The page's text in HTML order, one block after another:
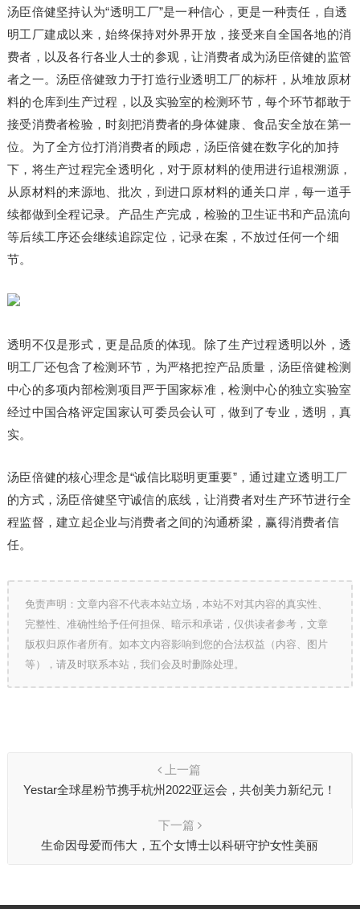
汤臣倍健坚持认为“透明工厂”是一种信心，更是一种责任，自透
明工厂建成以来，始终保持对外界开放，接受来自全国各地的消
费者，以及各行各业人士的参观，让消费者成为汤臣倍健的监管
者之一。汤臣倍健致力于打造行业透明工厂的标杆，从堆放原材
料的仓库到生产过程，以及实验室的检测环节，每个环节都敢于
接受消费者检验，时刻把消费者的身体健康、食品安全放在第一
位。为了全方位打消消费者的顾虑，汤臣倍健在数字化的加持
下，将生产过程完全透明化，对于原材料的使用进行追根溯源，
从原材料的来源地、批次，到进口原材料的通关口岸，每一道手
续都做到全程记录。产品生产完成，检验的卫生证书和产品流向
等后续工序还会继续追踪定位，记录在案，不放过任何一个细
节。
透明不仅是形式，更是品质的体现。除了生产过程透明以外，透
明工厂还包含了检测环节，为严格把控产品质量，汤臣倍健检测
中心的多项内部检测项目严于国家标准，检测中心的独立实验室
经过中国合格评定国家认可委员会认可，做到了专业，透明，真
实。
汤臣倍健的核心理念是“诚信比聪明更重要”，通过建立透明工厂
的方式，汤臣倍健坚守诚信的底线，让消费者对生产环节进行全
程监督，建立起企业与消费者之间的沟通桥梁，赢得消费者信
任。
免责声明：文章内容不代表本站立场，本站不对其内容的真实性、
完整性、准确性给予任何担保、暗示和承诺，仅供读者参考，文章
版权归原作者所有。如本文内容影响到您的合法权益（内容、图片
等），请及时联系本站，我们会及时删除处理。
上一篇
Yestar全球星粉节携手杭州2022亚运会，共创美力新纪元！
下一篇
生命因母爱而伟大，五个女博士以科研守护女性美丽